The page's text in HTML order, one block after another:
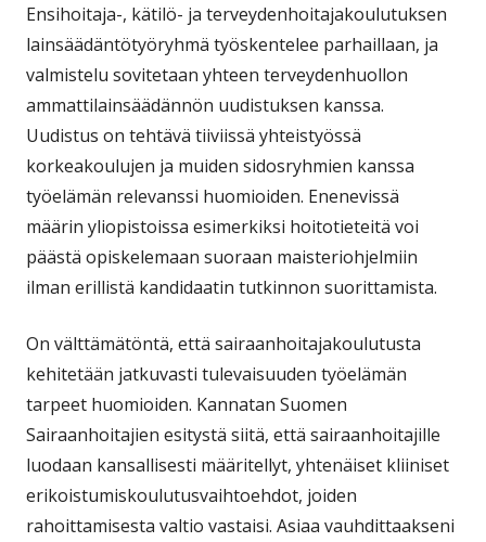
Ensihoitaja-, kätilö- ja terveydenhoitajakoulutuksen
lainsäädäntötyöryhmä työskentelee parhaillaan, ja
valmistelu sovitetaan yhteen terveydenhuollon
ammattilainsäädännön uudistuksen kanssa.
Uudistus on tehtävä tiiviissä yhteistyössä
korkeakoulujen ja muiden sidosryhmien kanssa
työelämän relevanssi huomioiden. Enenevissä
määrin yliopistoissa esimerkiksi hoitotieteitä voi
päästä opiskelemaan suoraan maisteriohjelmiin
ilman erillistä kandidaatin tutkinnon suorittamista.
On välttämätöntä, että sairaanhoitajakoulutusta
kehitetään jatkuvasti tulevaisuuden työelämän
tarpeet huomioiden. Kannatan Suomen
Sairaanhoitajien esitystä siitä, että sairaanhoitajille
luodaan kansallisesti määritellyt, yhtenäiset kliiniset
erikoistumiskoulutusvaihtoehdot, joiden
rahoittamisesta valtio vastaisi. Asiaa vauhdittaakseni